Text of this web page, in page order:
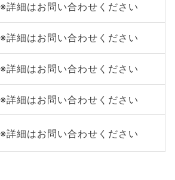
※詳細はお問い合わせください
※詳細はお問い合わせください
※詳細はお問い合わせください
※詳細はお問い合わせください
※詳細はお問い合わせください